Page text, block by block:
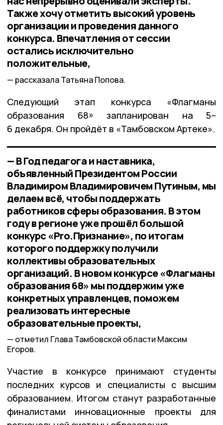
Также хочу отметить высокий уровень
организации и проведения данного
конкурса. Впечатления от сессии
остались исключительно
положительные,
рассказала Татьяна Попова.
Следующий этап конкурса «Флагманы
образования 68» запланирован на 5–
6 декабря. Он пройдёт в «Тамбовском Артеке».
— В Год педагога и наставника,
объявленный Президентом России
Владимиром Владимировичем Путиным, мы
делаем всё, чтобы поддержать
работников сферы образования. В этом
году в регионе уже прошёл большой
конкурс «Pro.Признание», по итогам
которого поддержку получили
коллективы образовательных
организаций. В новом конкурсе «Флагманы
образования 68» мы поддержим уже
конкретных управленцев, поможем
реализовать интересные
образовательные проекты,
отметил Глава Тамбовской области Максим
Егоров.
Участие в конкурсе принимают студенты
последних курсов и специалисты с высшим
образованием. Итогом станут разработанные
финалистами инновационные проекты для